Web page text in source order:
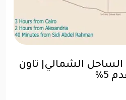
الشمالي| تاون